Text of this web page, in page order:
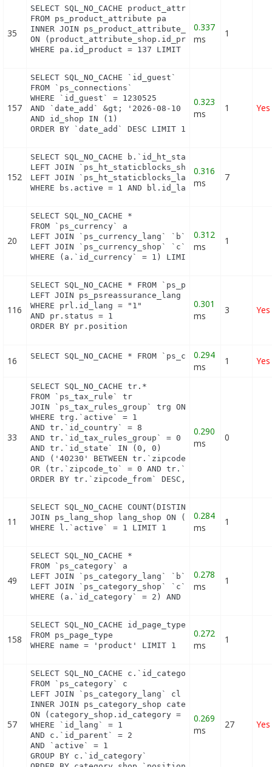
35
SELECT SQL_NO_CACHE
FROM ps_product_attribute pa
INNER JOIN ps_product_attribute_shop
ON (product_attribute_shop.id_product_attribute
WHERE pa.id_product = 137 LIMIT 1
0.337
ms
1
157
SELECT SQL_NO_CACHE `id_guest`
FROM `ps_connections`
WHERE `id_guest` = 1230525
AND `date_add` &gt; '2026-08-10 22:24:00'
AND id_shop IN (1)
ORDER BY `date_add` DESC LIMIT 1
0.323
ms
1 Yes
152
SELECT SQL_NO_CACHE b.`id_ht_staticblocks`,
LEFT JOIN `ps_ht_staticblocks_shop` bs ON
LEFT JOIN `ps_ht_staticblocks_lang` bl ON
WHERE bs.active = 1 AND bl.id_lang = 1 AND
0.316
ms
7
20
SELECT SQL_NO_CACHE *
FROM `ps_currency` a
LEFT JOIN `ps_currency_lang` `b` ON
LEFT JOIN `ps_currency_shop` `c` ON
WHERE (a.`id_currency` = 1) LIMIT 1
0.312
ms
1
116
SELECT SQL_NO_CACHE * FROM `ps_psreassurance` pr
LEFT JOIN ps_psreassurance_lang prl ON
WHERE prl.id_lang = "1"
AND pr.status = 1
ORDER BY pr.position
0.301
ms
3 Yes
16 SELECT SQL_NO_CACHE * FROM `ps_currency` c
0.294
ms
1 Yes
33
SELECT SQL_NO_CACHE tr.*
FROM `ps_tax_rule` tr
JOIN `ps_tax_rules_group` trg ON
WHERE trg.`active` = 1
AND tr.`id_country` = 8
AND tr.`id_tax_rules_group` = 0
AND tr.`id_state` IN (0, 0)
AND ('40230' BETWEEN tr.`zipcode_from` AND
OR (tr.`zipcode_to` = 0 AND tr.`zipcode_from`
ORDER BY tr.`zipcode_from` DESC,
0.290
ms
0
11
SELECT SQL_NO_CACHE COUNT(DISTINCT l.id_lang)
JOIN ps_lang_shop lang_shop ON
WHERE l.`active` = 1 LIMIT 1
0.284
ms
1
49
SELECT SQL_NO_CACHE *
FROM `ps_category` a
LEFT JOIN `ps_category_lang` `b` ON
LEFT JOIN `ps_category_shop` `c` ON
WHERE (a.`id_category` = 2) AND (b.`id_shop` = 1)
0.278
ms
1
158
SELECT SQL_NO_CACHE id_page_type
FROM ps_page_type
WHERE name = 'product' LIMIT 1
0.272
ms
1
57
SELECT SQL_NO_CACHE c.`id_category`,
FROM `ps_category` c
LEFT JOIN `ps_category_lang` cl ON
INNER JOIN ps_category_shop category_shop
ON (category_shop.id_category = c.id_category
WHERE `id_lang` = 1
AND c.`id_parent` = 2
AND `active` = 1
GROUP BY c.`id_category`
0.269
ms
27 Yes